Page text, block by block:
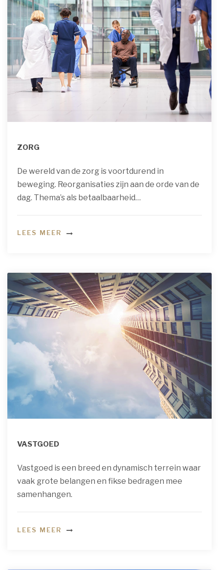
ZORG
De wereld van de zorg is voortdurend in
beweging. Reorganisaties zijn aan de orde van de
dag. Thema’s als betaalbaarheid…
LEES MEER
VASTGOED
Vastgoed is een breed en dynamisch terrein waar
vaak grote belangen en fikse bedragen mee
samenhangen.
LEES MEER